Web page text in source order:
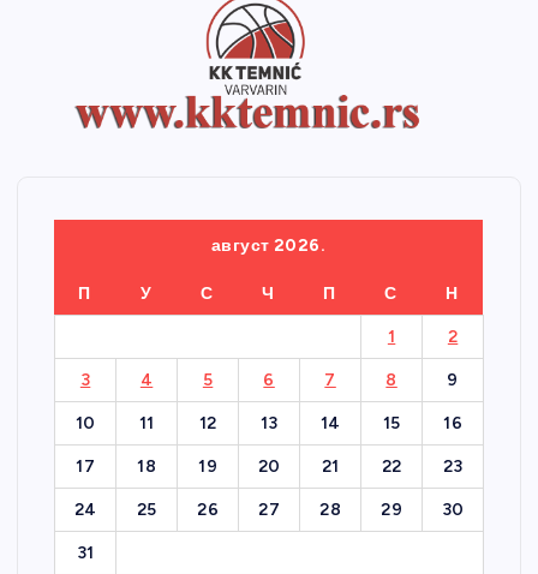
август 2026.
П У С Ч П С Н
1 2
3 4 5 6 7 8 9
10 11 12 13 14 15 16
17 18 19 20 21 22 23
24 25 26 27 28 29 30
31